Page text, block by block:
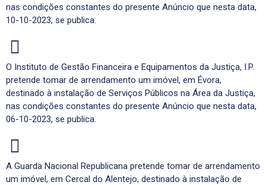
nas condições constantes do presente Anúncio que nesta data,
10-10-2023, se publica.
O Instituto de Gestão Financeira e Equipamentos da Justiça, I.P.
pretende tomar de arrendamento um imóvel, em Évora,
destinado à instalação de Serviços Públicos na Área da Justiça,
nas condições constantes do presente Anúncio que nesta data,
06-10-2023, se publica.
A Guarda Nacional Republicana pretende tomar de arrendamento
um imóvel, em Cercal do Alentejo, destinado à instalação de